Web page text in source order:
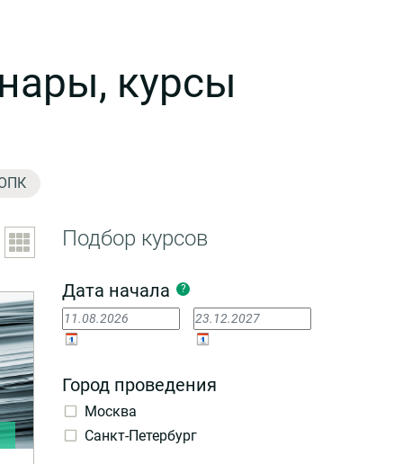
курсы
Подбор курсов
Дата начала ?
Город проведения
Москва
Санкт-Петербург
конфиденциальности